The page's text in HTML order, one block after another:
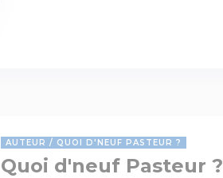
AUTEUR QUOI D'NEUF PASTEUR ?
Quoi d'neuf Pasteur ?